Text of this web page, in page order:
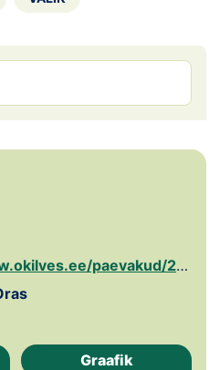
paevakud/2018/index.php
Graafik